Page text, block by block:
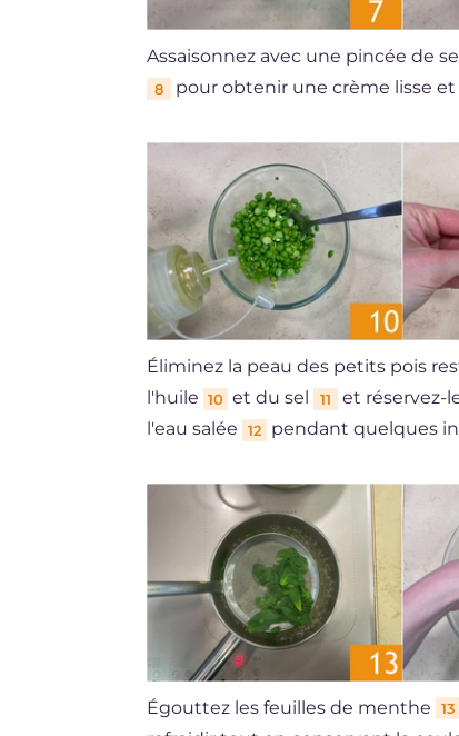
Assaisonnez avec une pincée de sel
8 pour obtenir une crème lisse
Éliminez la peau des petits pois
l'huile 10 et du sel 11
et réservez-
l'eau salée
12 pendant quelques
Égouttez les feuilles de menthe 13